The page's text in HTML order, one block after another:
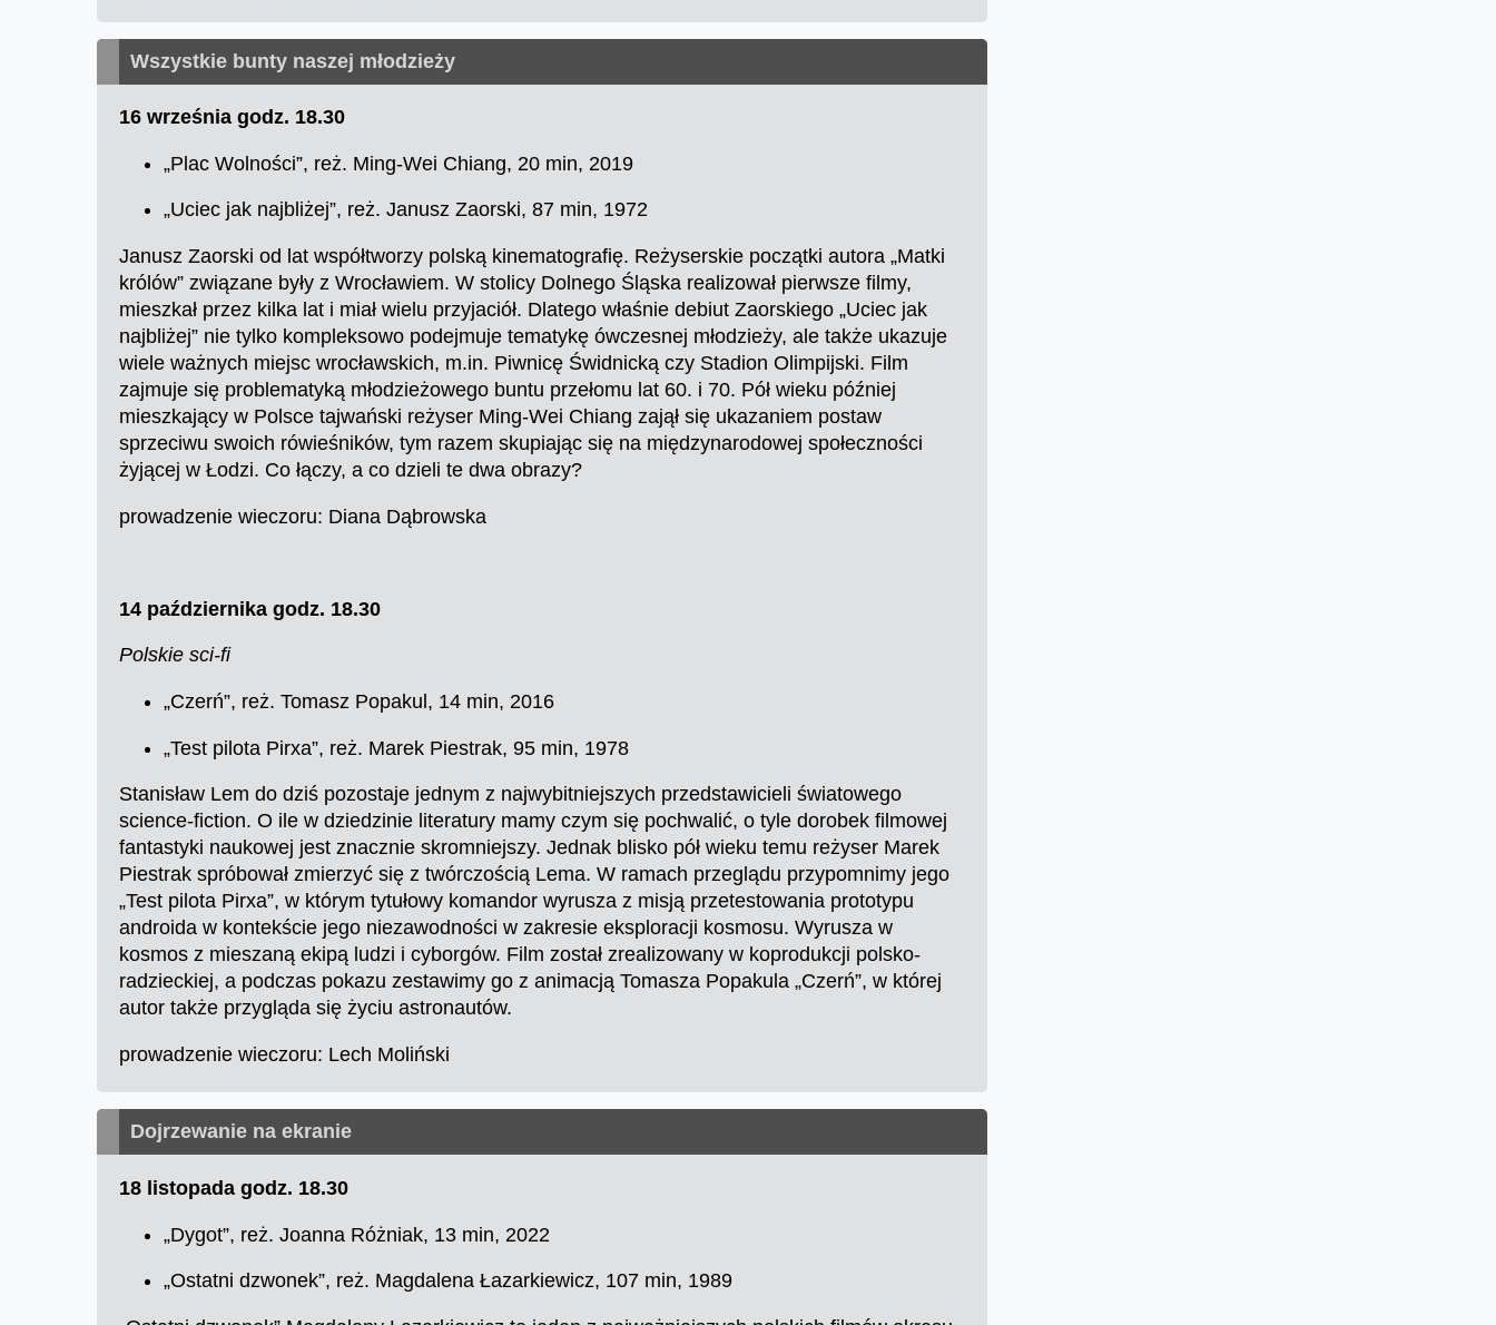
Wszystkie bunty naszej młodzieży
16 września godz. 18.30
„Plac Wolności”, reż. Ming-Wei Chiang, 20 min, 2019
„Uciec jak najbliżej”, reż. Janusz Zaorski, 87 min, 1972
Janusz Zaorski od lat współtworzy polską kinematografię. Reżyserskie początki autora „Matki
królów” związane były z Wrocławiem. W stolicy Dolnego Śląska realizował pierwsze filmy,
mieszkał przez kilka lat i miał wielu przyjaciół. Dlatego właśnie debiut Zaorskiego „Uciec jak
najbliżej” nie tylko kompleksowo podejmuje tematykę ówczesnej młodzieży, ale także ukazuje
wiele ważnych miejsc wrocławskich, m.in. Piwnicę Świdnicką czy Stadion Olimpijski. Film
zajmuje się problematyką młodzieżowego buntu przełomu lat 60. i 70. Pół wieku później
mieszkający w Polsce tajwański reżyser Ming-Wei Chiang zajął się ukazaniem postaw
sprzeciwu swoich rówieśników, tym razem skupiając się na międzynarodowej społeczności
żyjącej w Łodzi. Co łączy, a co dzieli te dwa obrazy?
prowadzenie wieczoru: Diana Dąbrowska
14 października godz. 18.30
Polskie sci-fi
„Czerń”, reż. Tomasz Popakul, 14 min, 2016
„Test pilota Pirxa”, reż. Marek Piestrak, 95 min, 1978
Stanisław Lem do dziś pozostaje jednym z najwybitniejszych przedstawicieli światowego
science-fiction. O ile w dziedzinie literatury mamy czym się pochwalić, o tyle dorobek filmowej
fantastyki naukowej jest znacznie skromniejszy. Jednak blisko pół wieku temu reżyser Marek
Piestrak spróbował zmierzyć się z twórczością Lema. W ramach przeglądu przypomnimy jego
„Test pilota Pirxa”, w którym tytułowy komandor wyrusza z misją przetestowania prototypu
androida w kontekście jego niezawodności w zakresie eksploracji kosmosu. Wyrusza w
kosmos z mieszaną ekipą ludzi i cyborgów. Film został zrealizowany w koprodukcji polsko-
radzieckiej, a podczas pokazu zestawimy go z animacją Tomasza Popakula „Czerń”, w której
autor także przygląda się życiu astronautów.
prowadzenie wieczoru: Lech Moliński
Dojrzewanie na ekranie
18 listopada godz. 18.30
„Dygot”, reż. Joanna Różniak, 13 min, 2022
„Ostatni dzwonek”, reż. Magdalena Łazarkiewicz, 107 min, 1989